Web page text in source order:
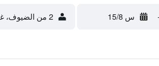
س 15/8 2 من الضيوف، غرفة واحدة